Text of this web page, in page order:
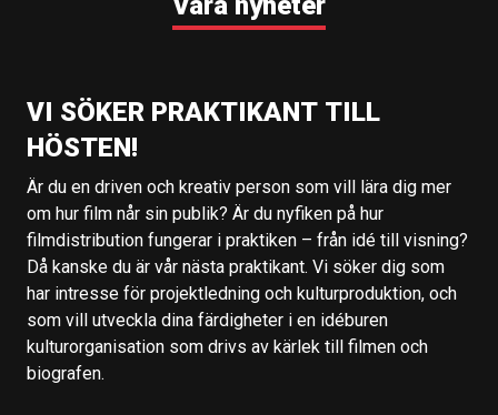
VI SÖKER PRAKTIKANT TILL
HÖSTEN!
Är du en driven och kreativ person som vill lära dig mer
om hur film når sin publik? Är du nyfiken på hur
filmdistribution fungerar i praktiken – från idé till visning?
Då kanske du är vår nästa praktikant. Vi söker dig som
har intresse för projektledning och kulturproduktion, och
som vill utveckla dina färdigheter i en idéburen
kulturorganisation som drivs av kärlek till filmen och
biografen.